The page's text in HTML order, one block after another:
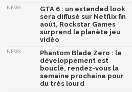
NEWS
GTA 6 : un extended look
sera diffusé sur Netflix fin
août, Rockstar Games
surprend la planète jeu
vidéo
NEWS
Phantom Blade Zero : le
développement est
bouclé, rendez-vous la
semaine prochaine pour
du très lourd